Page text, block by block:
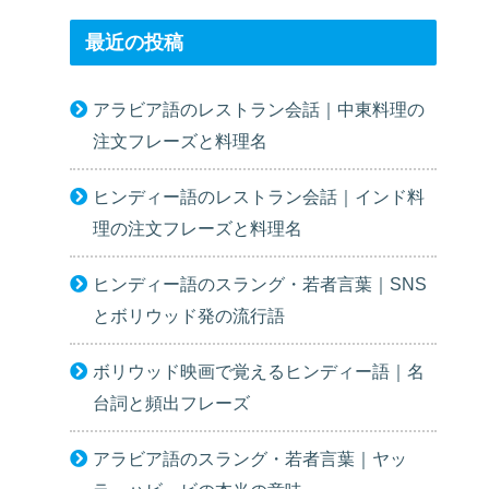
最近の投稿
アラビア語のレストラン会話｜中東料理の
注文フレーズと料理名
ヒンディー語のレストラン会話｜インド料
理の注文フレーズと料理名
ヒンディー語のスラング・若者言葉｜SNS
とボリウッド発の流行語
ボリウッド映画で覚えるヒンディー語｜名
台詞と頻出フレーズ
アラビア語のスラング・若者言葉｜ヤッ